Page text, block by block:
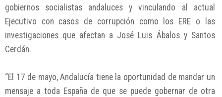
gobiernos socialistas andaluces y vinculando al actual
Ejecutivo con casos de corrupción como los ERE o las
investigaciones que afectan a José Luis Ábalos y Santos
Cerdán.
“El 17 de mayo, Andalucía tiene la oportunidad de mandar un
mensaje a toda España de que se puede gobernar de otra